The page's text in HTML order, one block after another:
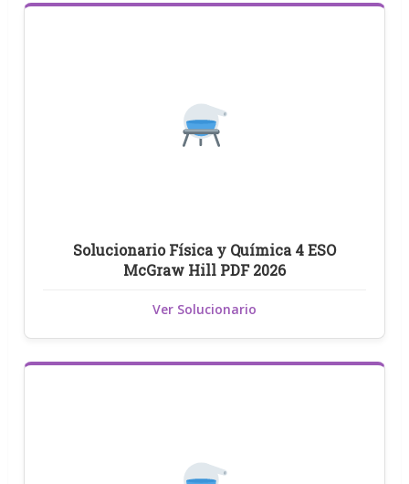
Solucionario Física y Química 4 ESO
McGraw Hill PDF 2026
Ver Solucionario